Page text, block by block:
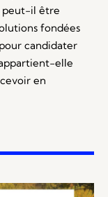
peut-il être
fondées
candidater
elle
en